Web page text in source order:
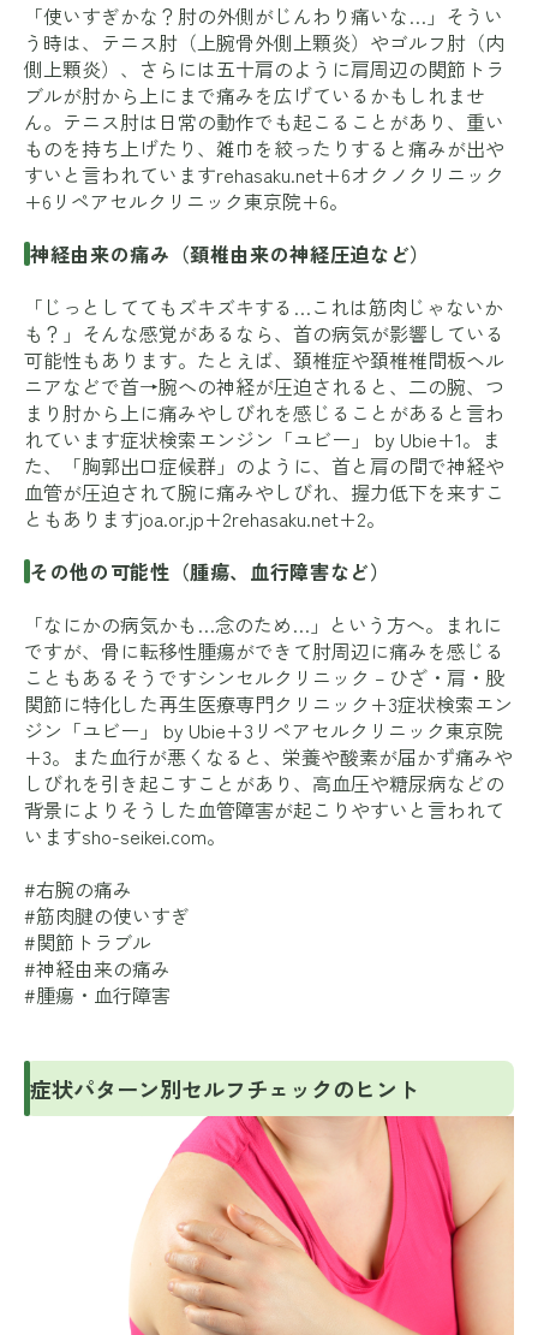
「使いすぎかな？肘の外側がじんわり痛いな…」そうい
う時は、テニス肘（上腕骨外側上顆炎）やゴルフ肘（内
側上顆炎）、さらには五十肩のように肩周辺の関節トラ
ブルが肘から上にまで痛みを広げているかもしれませ
ん。テニス肘は日常の動作でも起こることがあり、重い
ものを持ち上げたり、雑巾を絞ったりすると痛みが出や
すいと言われていますrehasaku.net+6オクノクリニック
+6リペアセルクリニック東京院+6。
神経由来の痛み（頚椎由来の神経圧迫など）
「じっとしててもズキズキする…これは筋肉じゃないか
も？」そんな感覚があるなら、首の病気が影響している
可能性もあります。たとえば、頚椎症や頚椎椎間板ヘル
ニアなどで首→腕への神経が圧迫されると、二の腕、つ
まり肘から上に痛みやしびれを感じることがあると言わ
れています症状検索エンジン「ユビー」 by Ubie+1。ま
た、「胸郭出口症候群」のように、首と肩の間で神経や
血管が圧迫されて腕に痛みやしびれ、握力低下を来すこ
ともありますjoa.or.jp+2rehasaku.net+2。
その他の可能性（腫瘍、血行障害など）
「なにかの病気かも…念のため…」という方へ。まれに
ですが、骨に転移性腫瘍ができて肘周辺に痛みを感じる
こともあるそうですシンセルクリニック – ひざ・肩・股
関節に特化した再生医療専門クリニック+3症状検索エン
ジン「ユビー」 by Ubie+3リペアセルクリニック東京院
+3。また血行が悪くなると、栄養や酸素が届かず痛みや
しびれを引き起こすことがあり、高血圧や糖尿病などの
背景によりそうした血管障害が起こりやすいと言われて
いますsho-seikei.com。
#右腕の痛み
#筋肉腱の使いすぎ
#関節トラブル
#神経由来の痛み
#腫瘍・血行障害
症状パターン別セルフチェックのヒント